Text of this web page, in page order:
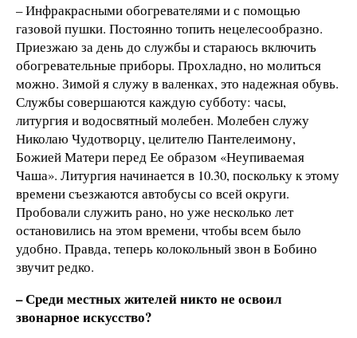
– Инфракрасными обогревателями и с помощью
газовой пушки. Постоянно топить нецелесообразно.
Приезжаю за день до службы и стараюсь включить
обогревательные приборы. Прохладно, но молиться
можно. Зимой я служу в валенках, это надежная обувь.
Службы совершаются каждую субботу: часы,
литургия и водосвятный молебен. Молебен служу
Николаю Чудотворцу, целителю Пантелеимону,
Божией Матери перед Ее образом «Неупиваемая
Чаша». Литургия начинается в 10.30, поскольку к этому
времени съезжаются автобусы со всей округи.
Пробовали служить рано, но уже несколько лет
остановились на этом времени, чтобы всем было
удобно. Правда, теперь колокольный звон в Бобино
звучит редко.
– Среди местных жителей никто не освоил
звонарное искусство?